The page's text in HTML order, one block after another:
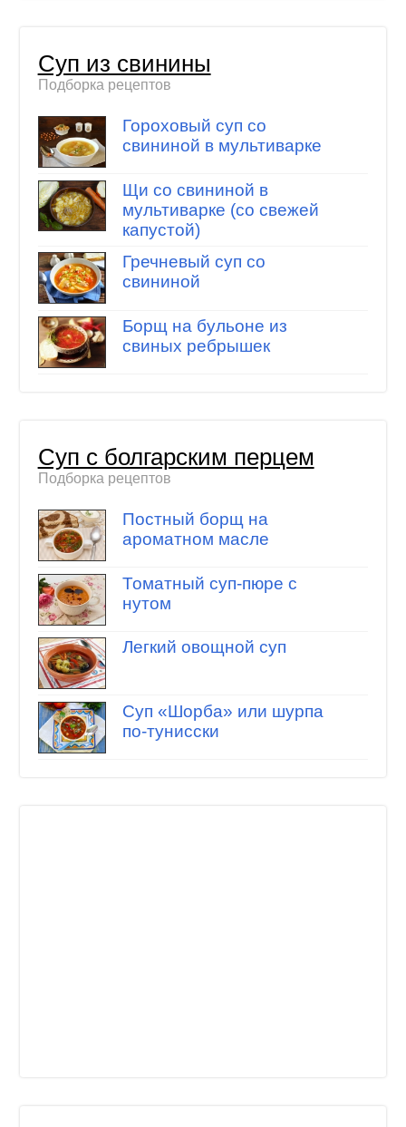
Суп из свинины
Подборка рецептов
Гороховый суп со
свининой в мультиварке
Щи со свининой в
мультиварке (со свежей
капустой)
Гречневый суп со
свининой
Борщ на бульоне из
свиных ребрышек
Суп с болгарским перцем
Подборка рецептов
Постный борщ на
ароматном масле
Томатный суп-пюре с
нутом
Легкий овощной суп
Суп «Шорба» или шурпа
по-тунисски